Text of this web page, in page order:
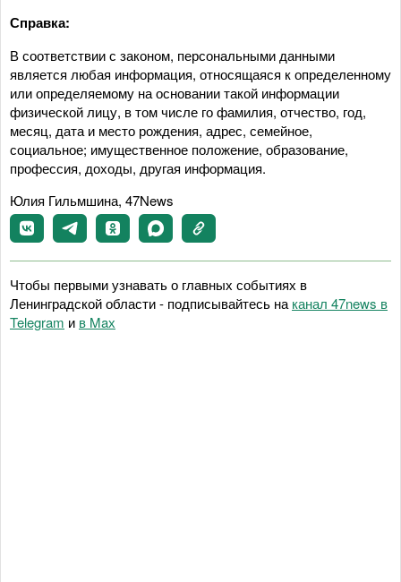
Справка:
В соответствии с законом, персональными данными
является любая информация, относящаяся к определенному
или определяемому на основании такой информации
физической лицу, в том числе го фамилия, отчество, год,
месяц, дата и место рождения, адрес, семейное,
социальное; имущественное положение, образование,
профессия, доходы, другая информация.
Юлия Гильмшина, 47News
Чтобы первыми узнавать о главных событиях в
Ленинградской области - подписывайтесь на канал 47news в
Telegram и в Maх